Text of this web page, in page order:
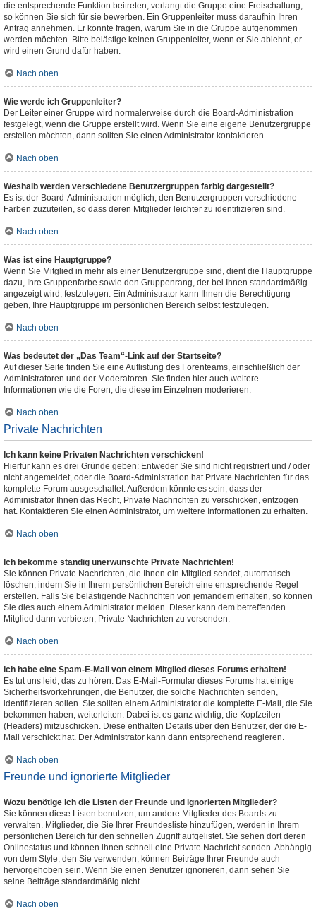
die entsprechende Funktion beitreten; verlangt die Gruppe eine Freischaltung,
so können Sie sich für sie bewerben. Ein Gruppenleiter muss daraufhin Ihren
Antrag annehmen. Er könnte fragen, warum Sie in die Gruppe aufgenommen
werden möchten. Bitte belästige keinen Gruppenleiter, wenn er Sie ablehnt, er
wird einen Grund dafür haben.
Nach oben
Wie werde ich Gruppenleiter?
Der Leiter einer Gruppe wird normalerweise durch die Board-Administration
festgelegt, wenn die Gruppe erstellt wird. Wenn Sie eine eigene Benutzergruppe
erstellen möchten, dann sollten Sie einen Administrator kontaktieren.
Nach oben
Weshalb werden verschiedene Benutzergruppen farbig dargestellt?
Es ist der Board-Administration möglich, den Benutzergruppen verschiedene
Farben zuzuteilen, so dass deren Mitglieder leichter zu identifizieren sind.
Nach oben
Was ist eine Hauptgruppe?
Wenn Sie Mitglied in mehr als einer Benutzergruppe sind, dient die Hauptgruppe
dazu, Ihre Gruppenfarbe sowie den Gruppenrang, der bei Ihnen standardmäßig
angezeigt wird, festzulegen. Ein Administrator kann Ihnen die Berechtigung
geben, Ihre Hauptgruppe im persönlichen Bereich selbst festzulegen.
Nach oben
Was bedeutet der „Das Team“-Link auf der Startseite?
Auf dieser Seite finden Sie eine Auflistung des Forenteams, einschließlich der
Administratoren und der Moderatoren. Sie finden hier auch weitere
Informationen wie die Foren, die diese im Einzelnen moderieren.
Nach oben
Private Nachrichten
Ich kann keine Privaten Nachrichten verschicken!
Hierfür kann es drei Gründe geben: Entweder Sie sind nicht registriert und / oder
nicht angemeldet, oder die Board-Administration hat Private Nachrichten für das
komplette Forum ausgeschaltet. Außerdem könnte es sein, dass der
Administrator Ihnen das Recht, Private Nachrichten zu verschicken, entzogen
hat. Kontaktieren Sie einen Administrator, um weitere Informationen zu erhalten.
Nach oben
Ich bekomme ständig unerwünschte Private Nachrichten!
Sie können Private Nachrichten, die Ihnen ein Mitglied sendet, automatisch
löschen, indem Sie in Ihrem persönlichen Bereich eine entsprechende Regel
erstellen. Falls Sie belästigende Nachrichten von jemandem erhalten, so können
Sie dies auch einem Administrator melden. Dieser kann dem betreffenden
Mitglied dann verbieten, Private Nachrichten zu versenden.
Nach oben
Ich habe eine Spam-E-Mail von einem Mitglied dieses Forums erhalten!
Es tut uns leid, das zu hören. Das E-Mail-Formular dieses Forums hat einige
Sicherheitsvorkehrungen, die Benutzer, die solche Nachrichten senden,
identifizieren sollen. Sie sollten einem Administrator die komplette E-Mail, die Sie
bekommen haben, weiterleiten. Dabei ist es ganz wichtig, die Kopfzeilen
(Headers) mitzuschicken. Diese enthalten Details über den Benutzer, der die E-
Mail verschickt hat. Der Administrator kann dann entsprechend reagieren.
Nach oben
Freunde und ignorierte Mitglieder
Wozu benötige ich die Listen der Freunde und ignorierten Mitglieder?
Sie können diese Listen benutzen, um andere Mitglieder des Boards zu
verwalten. Mitglieder, die Sie Ihrer Freundesliste hinzufügen, werden in Ihrem
persönlichen Bereich für den schnellen Zugriff aufgelistet. Sie sehen dort deren
Onlinestatus und können ihnen schnell eine Private Nachricht senden. Abhängig
von dem Style, den Sie verwenden, können Beiträge Ihrer Freunde auch
hervorgehoben sein. Wenn Sie einen Benutzer ignorieren, dann sehen Sie
seine Beiträge standardmäßig nicht.
Nach oben